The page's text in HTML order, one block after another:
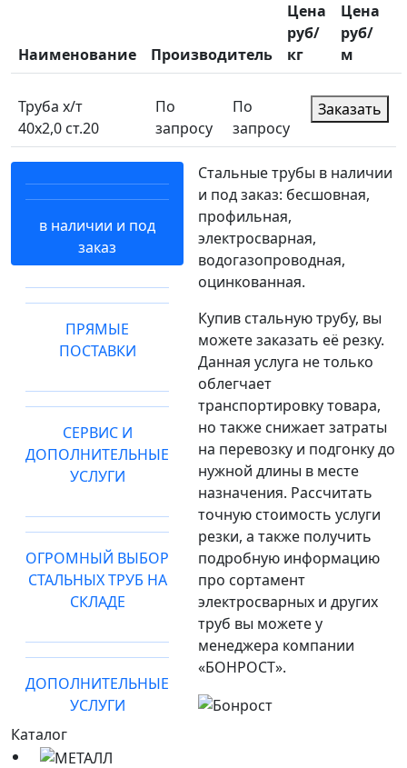
Наименование Производитель
Цена
руб/
кг
Цена
руб/
м
Труба х/т
40х2,0 ст.20
По
запросу
По
запросу
Заказать
в наличии и под
заказ
ПРЯМЫЕ
ПОСТАВКИ
СЕРВИС И
ДОПОЛНИТЕЛЬНЫЕ
УСЛУГИ
ОГРОМНЫЙ ВЫБОР
СТАЛЬНЫХ ТРУБ НА
СКЛАДЕ
ДОПОЛНИТЕЛЬНЫЕ
УСЛУГИ
Стальные трубы в наличии
и под заказ: бесшовная,
профильная,
электросварная,
водогазопроводная,
оцинкованная.
Купив стальную трубу, вы
можете заказать её резку.
Данная услуга не только
облегчает
транспортировку товара,
но также снижает затраты
на перевозку и подгонку до
нужной длины в месте
назначения. Рассчитать
точную стоимость услуги
резки, а также получить
подробную информацию
про сортамент
электросварных и других
труб вы можете у
менеджера компании
«БОНРОСТ».
Каталог